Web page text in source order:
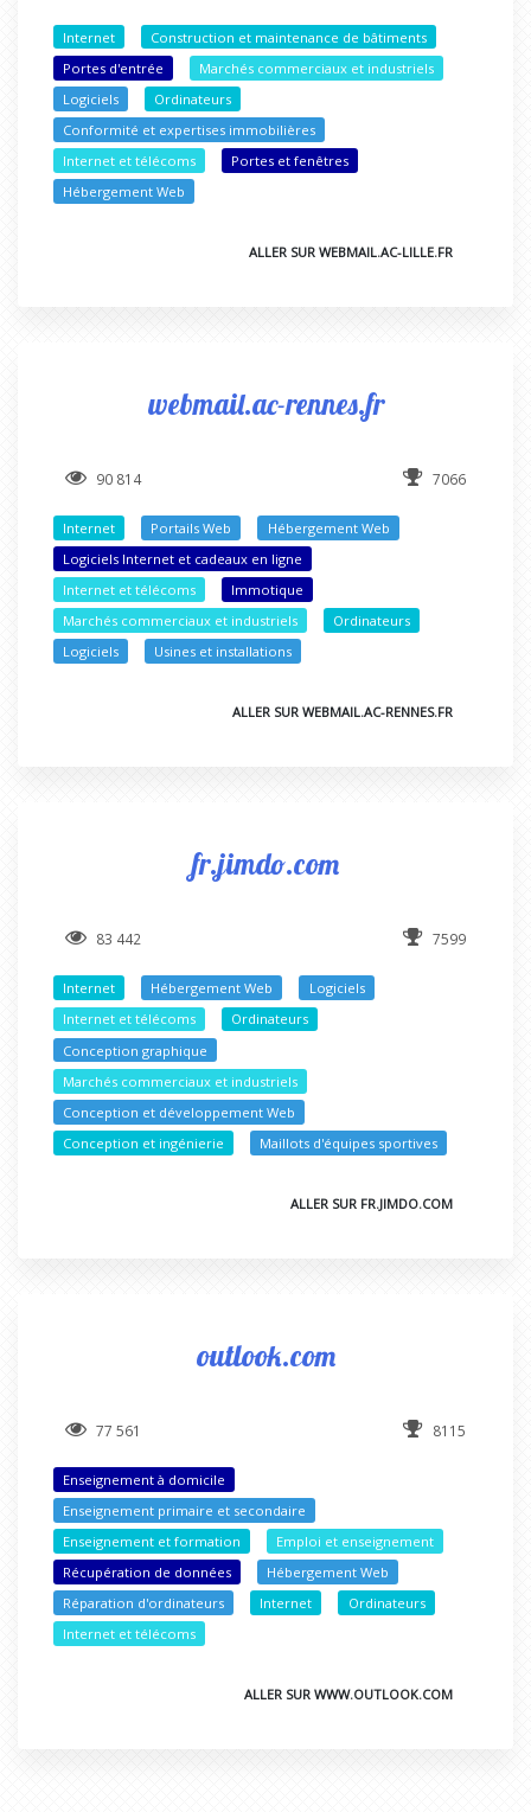
Internet
Construction et maintenance de bâtiments
Portes d'entrée
Marchés commerciaux et industriels
Logiciels
Ordinateurs
Conformité et expertises immobilières
Internet et télécoms
Portes et fenêtres
Hébergement Web
ALLER SUR WEBMAIL.AC-LILLE.FR
webmail.ac-rennes.fr
90 814 7066
Internet Portails Web
Hébergement Web
Logiciels Internet et cadeaux en ligne
Internet et télécoms
Immotique
Marchés commerciaux et industriels
Ordinateurs
Logiciels
Usines et installations
ALLER SUR WEBMAIL.AC-RENNES.FR
fr.jimdo.com
83 442 7599
Internet Hébergement Web
Logiciels
Internet et télécoms
Ordinateurs
Conception graphique
Marchés commerciaux et industriels
Conception et développement Web
Conception et ingénierie
Maillots d'équipes sportives
ALLER SUR FR.JIMDO.COM
outlook.com
77 561 8115
Enseignement à domicile
Enseignement primaire et secondaire
Enseignement et formation
Emploi et enseignement
Récupération de données
Hébergement Web
Réparation d'ordinateurs
Internet
Ordinateurs
Internet et télécoms
ALLER SUR WWW.OUTLOOK.COM